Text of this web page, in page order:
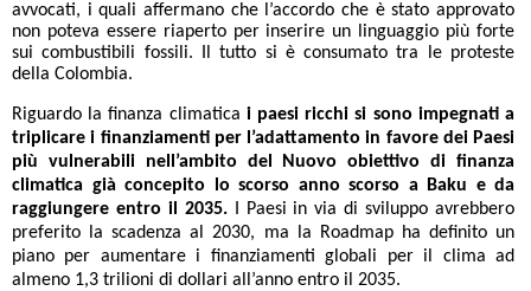
avvocati, i quali affermano che l’accordo che è stato approvato
non poteva essere riaperto per inserire un linguaggio più forte
sui combustibili fossili. Il tutto si è consumato tra le proteste
della Colombia.
Riguardo la finanza climatica i paesi ricchi si sono impegnati a
triplicare i finanziamenti per l’adattamento in favore dei Paesi
più vulnerabili nell’ambito del Nuovo obiettivo di finanza
climatica già concepito lo scorso anno scorso a Baku e da
raggiungere entro il 2035.I Paesi in via di sviluppo avrebbero
preferito la scadenza al 2030, ma la Roadmap ha definito un
piano per aumentare i finanziamenti globali per il clima ad
almeno 1,3 trilioni di dollari all’anno entro il 2035.